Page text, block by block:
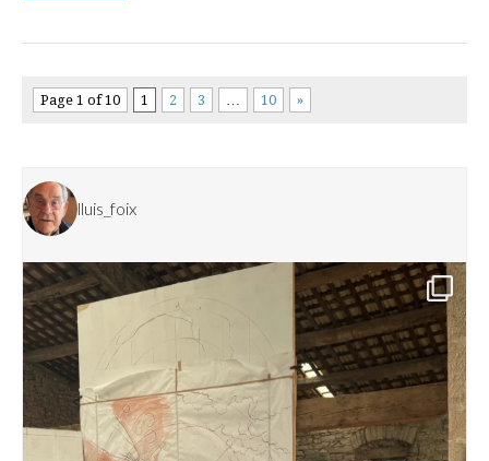
Page 1 of 10 1 2 3 10 »
lluis_foix